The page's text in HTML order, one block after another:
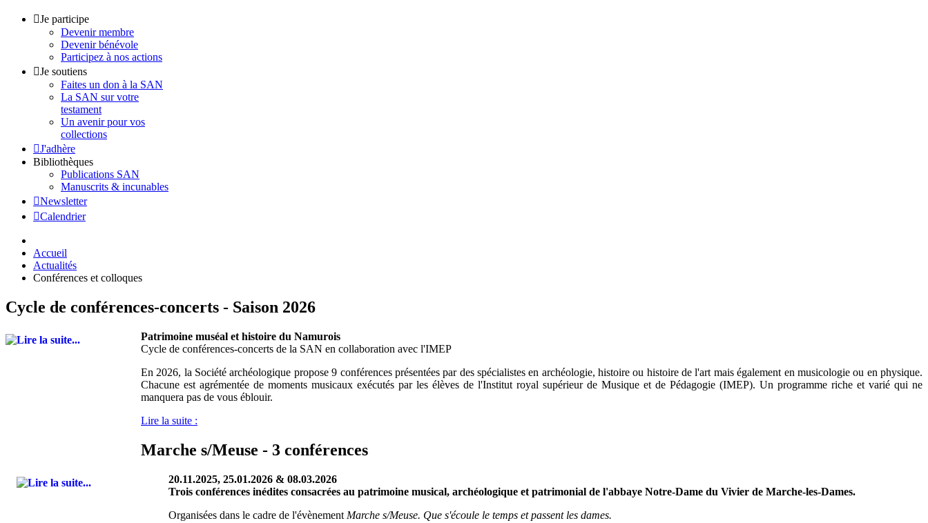
Je participe
Devenir membre
Devenir bénévole
Participez à nos actions
Je soutiens
Faites un don à la SAN
La SAN sur votre
testament
Un avenir pour vos
collections
J'adhère
Bibliothèques
Publications SAN
Manuscrits & incunables
Newsletter
Calendrier
Accueil
Actualités
Conférences et colloques
Cycle de conférences-concerts - Saison 2026
Patrimoine muséal et histoire du Namurois
Cycle de conférences-concerts de la SAN en collaboration avec l'IMEP
En 2026, la Société archéologique propose 9 conférences présentées par des spécialistes en archéologie, histoire ou histoire de l'art mais également en musicologie ou en physique.
Chacune est agrémentée de moments musicaux exécutés par les élèves de l'Institut royal supérieur de Musique et de Pédagogie (IMEP). Un programme riche et varié qui ne
manquera pas de vous éblouir.
Lire la suite :
Marche s/Meuse - 3 conférences
20.11.2025, 25.01.2026 & 08.03.2026
Trois conférences inédites consacrées au patrimoine musical, archéologique et patrimonial de l'abbaye Notre-Dame du Vivier de Marche-les-Dames.
Organisées dans le cadre de l'évènement Marche s/Meuse. Que s'écoule le temps et passent les dames.